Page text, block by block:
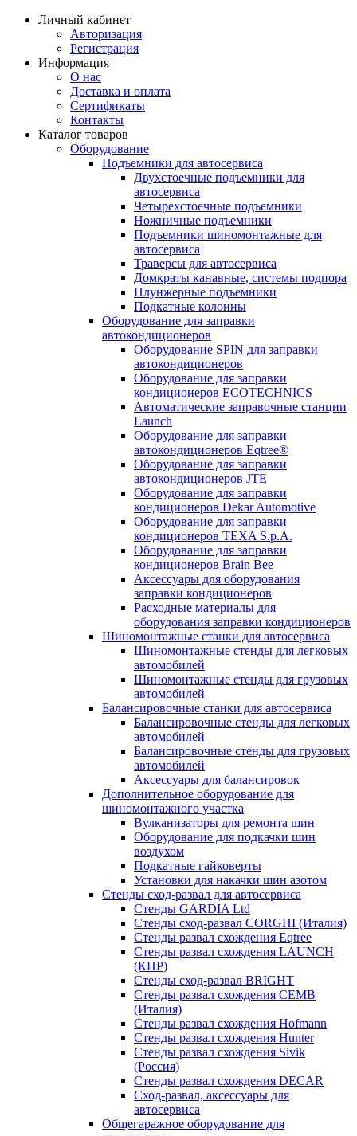
Личный кабинет
Авторизация
Регистрация
Информация
О нас
Доставка и оплата
Сертификаты
Контакты
Каталог товаров
Оборудование
Подъемники для автосервиса
Двухстоечные подъемники для
автосервиса
Четырехстоечные подъемники
Ножничные подъемники
Подъемники шиномонтажные для
автосервиса
Траверсы для автосервиса
Домкраты канавные, системы подпора
Плунжерные подъемники
Подкатные колонны
Оборудование для заправки
автокондиционеров
Оборудование SPIN для заправки
автокондиционеров
Оборудование для заправки
кондиционеров ECOTECHNICS
Автоматические заправочные станции
Launch
Оборудование для заправки
автокондиционеров Eqtree®
Оборудование для заправки
автокондиционеров JTE
Оборудование для заправки
кондиционеров Dekar Automotive
Оборудование для заправки
кондиционеров TEXA S.p.A.
Оборудование для заправки
кондиционеров Brain Bee
Аксессуары для оборудования
заправки кондиционеров
Расходные материалы для
оборудования заправки кондиционеров
Шиномонтажные станки для автосервиса
Шиномонтажные стенды для легковых
автомобилей
Шиномонтажные стенды для грузовых
автомобилей
Балансировочные станки для автосервиса
Балансировочные стенды для легковых
автомобилей
Балансировочные стенды для грузовых
автомобилей
Аксессуары для балансировок
Дополнительное оборудование для
шиномонтажного участка
Вулканизаторы для ремонта шин
Оборудование для подкачки шин
воздухом
Подкатные гайковерты
Установки для накачки шин азотом
Стенды сход-развал для автосервиса
Стенды GARDIA Ltd
Стенды сход-развал CORGHI (Италия)
Стенды развал схождения Eqtree
Стенды развал схождения LAUNCH
(КНР)
Стенды сход-развал BRIGHT
Стенды развал схождения CEMB
(Италия)
Стенды развал схождения Hofmann
Стенды развал схождения Hunter
Стенды развал схождения Sivik
(Россия)
Стенды развал схождения DECAR
Сход-развал, аксессуары для
автосервиса
Общегаражное оборудование для